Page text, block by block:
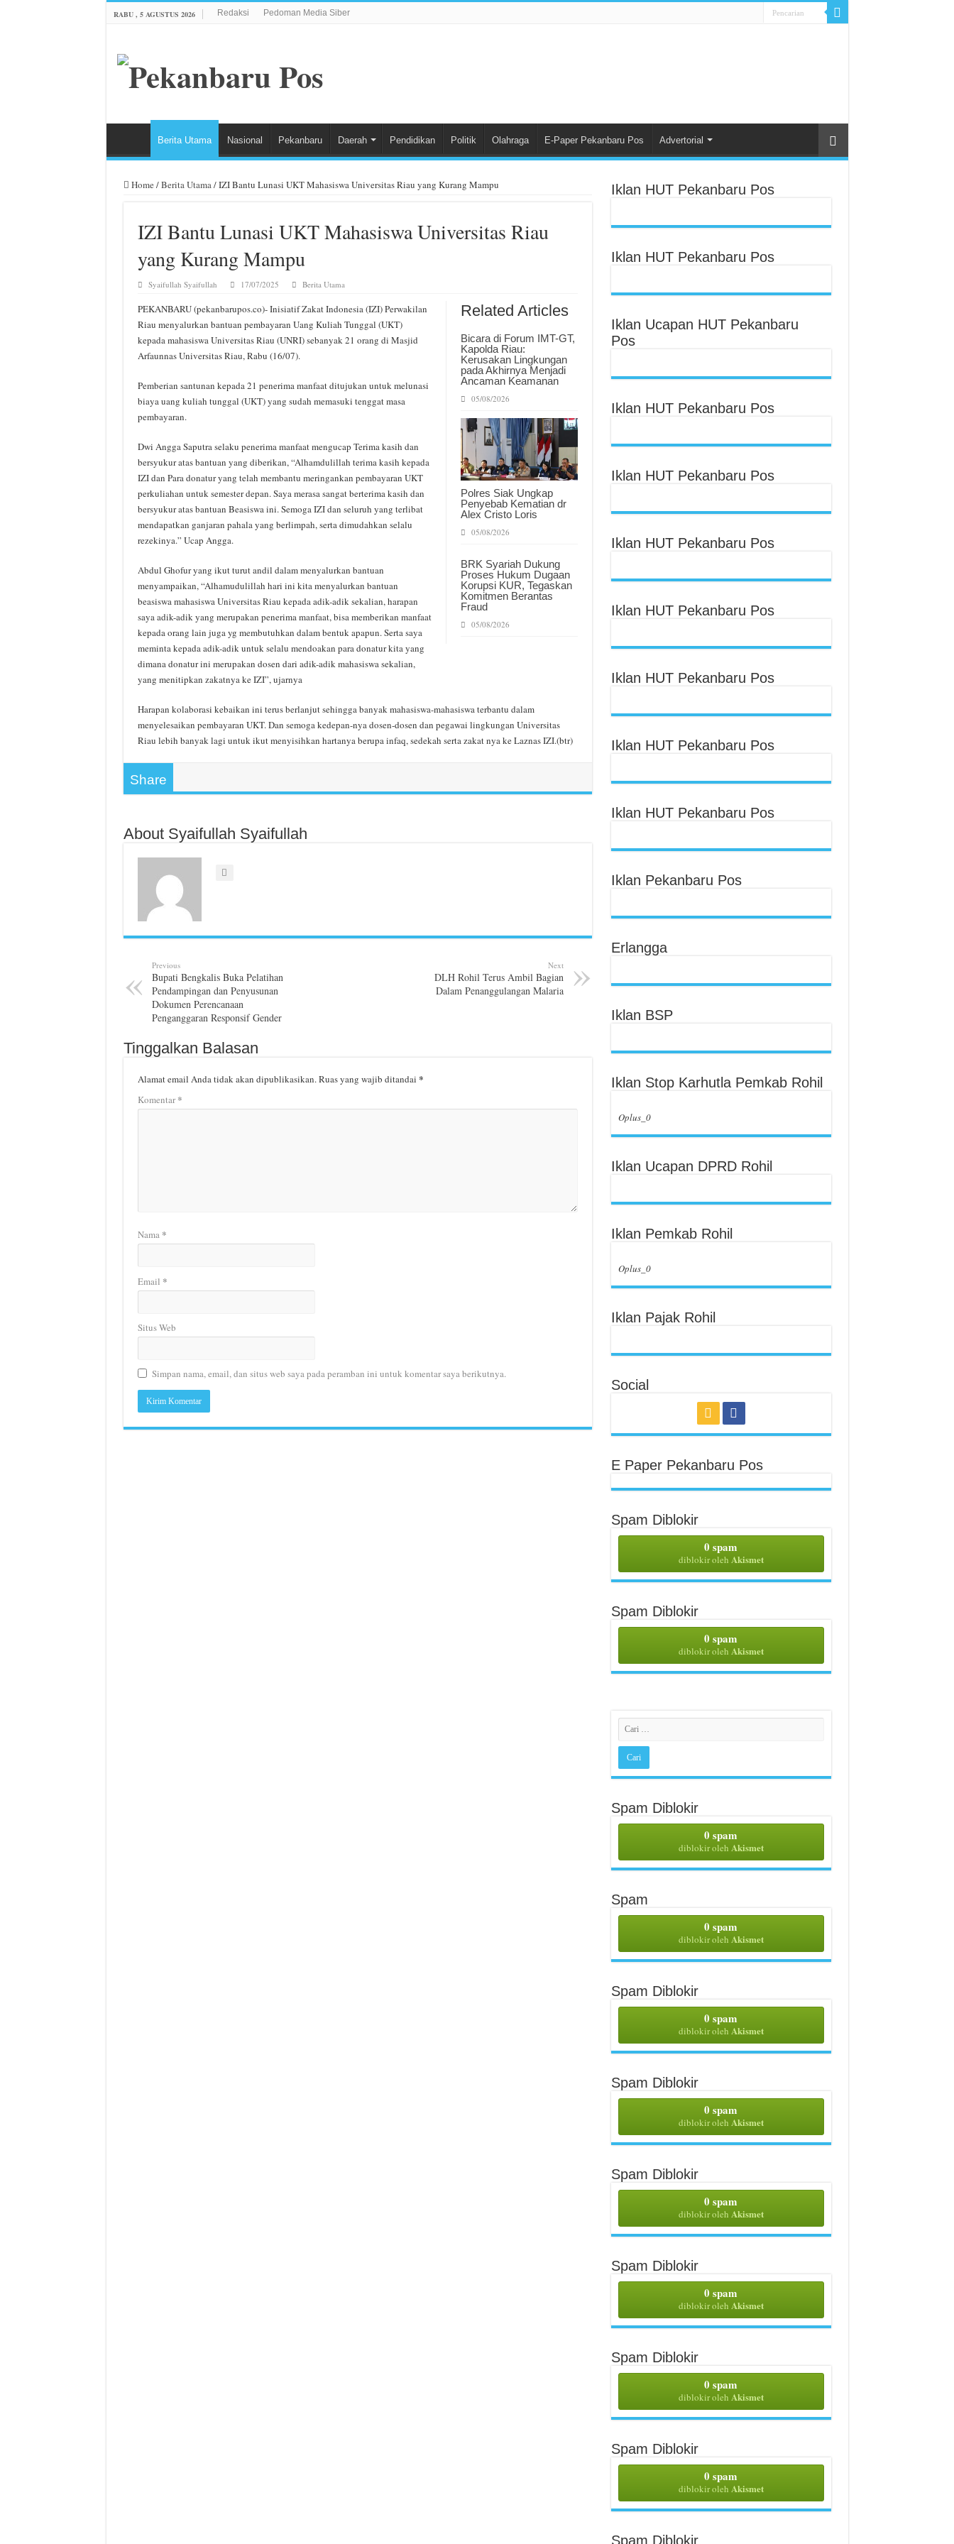
RABU , 5 AGUSTUS 2026 Redaksi Pedoman Media Siber
Berita Utama Nasional Pekanbaru Daerah Pendidikan Politik Olahraga E-Paper Pekanbaru Pos Advertorial
Home /Berita Utama/IZI Bantu Lunasi UKT Mahasiswa Universitas Riau yang Kurang Mampu
IZI Bantu Lunasi UKT Mahasiswa Universitas Riau
yang Kurang Mampu
Syaifullah Syaifullah 17/07/2025 Berita Utama
Related Articles
Bicara di Forum IMT-GT,
Kapolda Riau:
Kerusakan Lingkungan
pada Akhirnya Menjadi
Ancaman Keamanan
05/08/2026
Polres Siak Ungkap
Penyebab Kematian dr
Alex Cristo Loris
05/08/2026
BRK Syariah Dukung
Proses Hukum Dugaan
Korupsi KUR, Tegaskan
Komitmen Berantas
Fraud
05/08/2026
PEKANBARU (pekanbarupos.co)- Inisiatif Zakat Indonesia (IZI) Perwakilan
Riau menyalurkan bantuan pembayaran Uang Kuliah Tunggal (UKT)
kepada mahasiswa Universitas Riau (UNRI) sebanyak 21 orang di Masjid
Arfaunnas Universitas Riau, Rabu (16/07).
Pemberian santunan kepada 21 penerima manfaat ditujukan untuk melunasi
biaya uang kuliah tunggal (UKT) yang sudah memasuki tenggat masa
pembayaran.
Dwi Angga Saputra selaku penerima manfaat mengucap Terima kasih dan
bersyukur atas bantuan yang diberikan, “Alhamdulillah terima kasih kepada
IZI dan Para donatur yang telah membantu meringankan pembayaran UKT
perkuliahan untuk semester depan. Saya merasa sangat berterima kasih dan
bersyukur atas bantuan Beasiswa ini. Semoga IZI dan seluruh yang terlibat
mendapatkan ganjaran pahala yang berlimpah, serta dimudahkan selalu
rezekinya.” Ucap Angga.
Abdul Ghofur yang ikut turut andil dalam menyalurkan bantuan
menyampaikan, “Alhamudulillah hari ini kita menyalurkan bantuan
beasiswa mahasiswa Universitas Riau kepada adik-adik sekalian, harapan
saya adik-adik yang merupakan penerima manfaat, bisa memberikan manfaat
kepada orang lain juga yg membutuhkan dalam bentuk apapun. Serta saya
meminta kepada adik-adik untuk selalu mendoakan para donatur kita yang
dimana donatur ini merupakan dosen dari adik-adik mahasiswa sekalian,
yang menitipkan zakatnya ke IZI”, ujarnya
Harapan kolaborasi kebaikan ini terus berlanjut sehingga banyak mahasiswa-mahasiswa terbantu dalam
menyelesaikan pembayaran UKT. Dan semoga kedepan-nya dosen-dosen dan pegawai lingkungan Universitas
Riau lebih banyak lagi untuk ikut menyisihkan hartanya berupa infaq, sedekah serta zakat nya ke Laznas IZI.(btr)
Share
About Syaifullah Syaifullah
Previous
Bupati Bengkalis Buka Pelatihan
Pendampingan dan Penyusunan
Dokumen Perencanaan
Penganggaran Responsif Gender
Next
DLH Rohil Terus Ambil Bagian
Dalam Penanggulangan Malaria
Tinggalkan Balasan
Alamat email Anda tidak akan dipublikasikan.Ruas yang wajib ditandai *
Komentar*
Nama *
Email *
Situs Web
Simpan nama, email, dan situs web saya pada peramban ini untuk komentar saya berikutnya.
Iklan HUT Pekanbaru Pos
Iklan HUT Pekanbaru Pos
Iklan Ucapan HUT Pekanbaru
Pos
Iklan HUT Pekanbaru Pos
Iklan HUT Pekanbaru Pos
Iklan HUT Pekanbaru Pos
Iklan HUT Pekanbaru Pos
Iklan HUT Pekanbaru Pos
Iklan HUT Pekanbaru Pos
Iklan HUT Pekanbaru Pos
Iklan Pekanbaru Pos
Erlangga
Iklan BSP
Iklan Stop Karhutla Pemkab Rohil
Oplus_0
Iklan Ucapan DPRD Rohil
Iklan Pemkab Rohil
Oplus_0
Iklan Pajak Rohil
Social
E Paper Pekanbaru Pos
Spam Diblokir
0 spam
diblokir oleh Akismet
Spam Diblokir
0 spam
diblokir oleh Akismet
Spam Diblokir
0 spam
diblokir oleh Akismet
Spam
0 spam
diblokir oleh Akismet
Spam Diblokir
0 spam
diblokir oleh Akismet
Spam Diblokir
0 spam
diblokir oleh Akismet
Spam Diblokir
0 spam
diblokir oleh Akismet
Spam Diblokir
0 spam
diblokir oleh Akismet
Spam Diblokir
0 spam
diblokir oleh Akismet
Spam Diblokir
0 spam
diblokir oleh Akismet
Spam Diblokir